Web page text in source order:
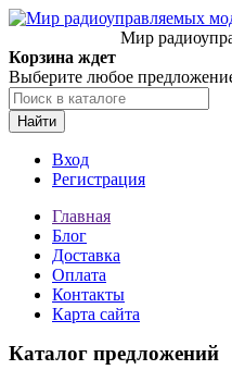
Мир
Корзина ждет
Выберите любое
Найти
Вход
Регистрация
Главная
Блог
Доставка
Оплата
Контакты
Карта сайта
Каталог предложений